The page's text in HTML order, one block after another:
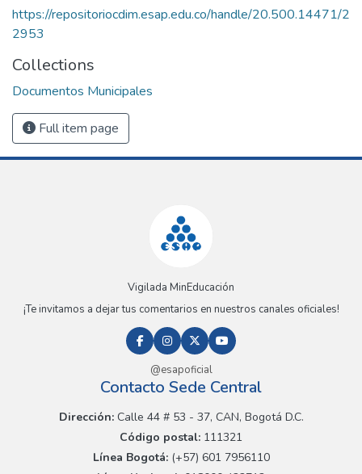
https://repositoriocdim.esap.edu.co/handle/20.500.14471/2
2953
Collections
Documentos Municipales
Full item page
Vigilada MinEducación
¡Te invitamos a dejar tus comentarios en nuestros canales oficiales!
@esapoficial
Contacto Sede Central
Dirección:Calle 44 # 53 - 37, CAN, Bogotá D.C.
Código postal: 111321
Línea Bogotá:(+57) 601 7956110